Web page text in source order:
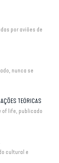
por aviões de
nunca se
TEÓRICAS
of life, publicado
cultural e